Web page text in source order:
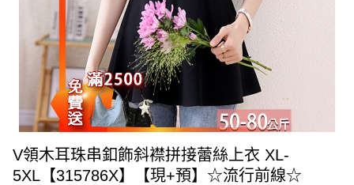
V領木耳珠串釦飾斜襟拼接蕾絲上衣 XL-
5XL【315786X】【現+預】☆流行前線☆